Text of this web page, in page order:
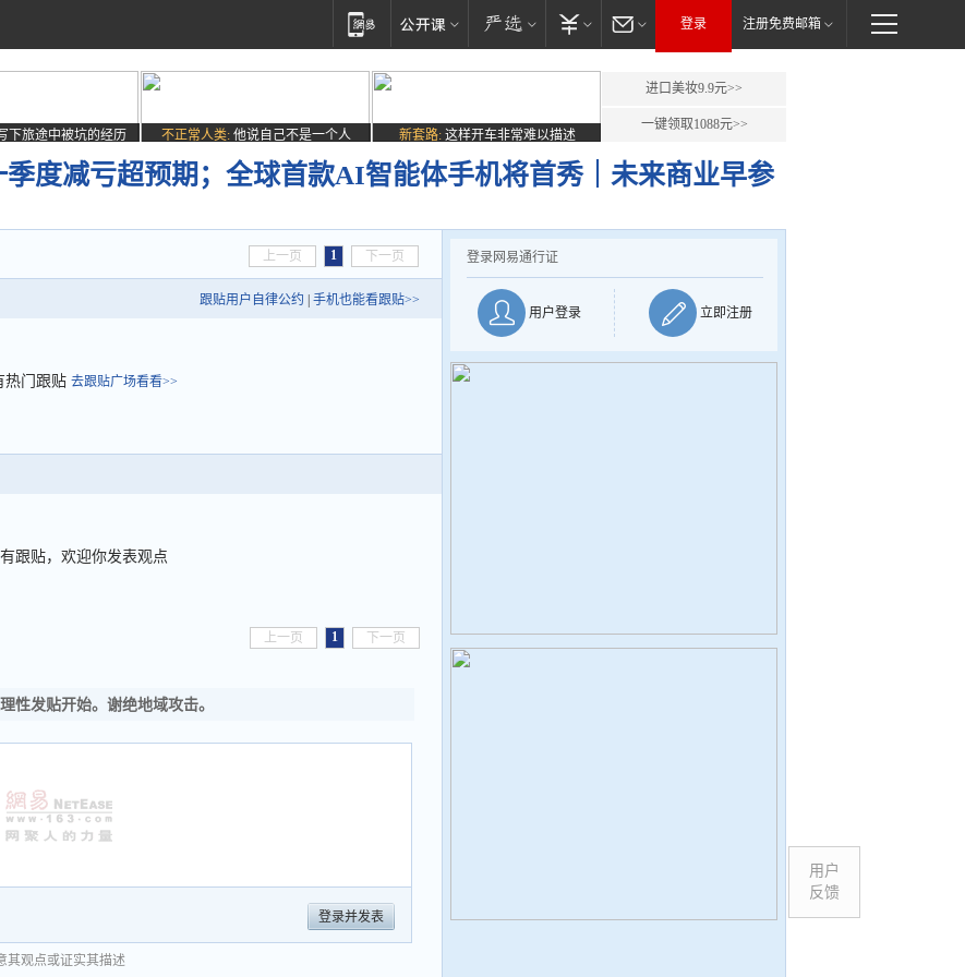
登录 注册免费邮箱
下旅途中被坑的经历 不正常人类: 他说自己不是一个人 新套路: 这样开车非常难以描述
进口美妆9.9元>>
一键领取1088元>>
季度减亏超预期；全球首款AI智能体手机将首秀｜未来商业早参
上一页 1 下一页
跟贴用户自律公约 手机也能看跟贴>>
热门跟贴 去跟贴广场看看>>
跟贴，欢迎你发表观点
上一页 1 下一页
性发贴开始。谢绝地域攻击。
登录并发表
其观点或证实其描述
登录网易通行证
用户登录 立即注册
用户
反馈